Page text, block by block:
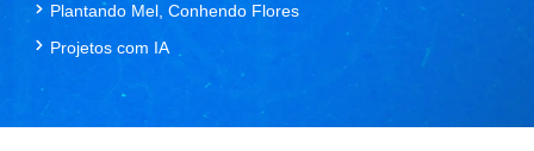
Plantando Mel, Conhendo Flores
Projetos com IA